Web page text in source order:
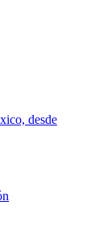
desde